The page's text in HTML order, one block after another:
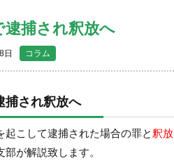
逮捕され釈放へ
日 コラム
捕され釈放へ
起こして逮捕された場合の罪と釈放
部が解説致します。